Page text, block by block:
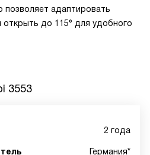
позволяет адаптировать
открыть до 115° для удобного
3553
2 года
Германия*